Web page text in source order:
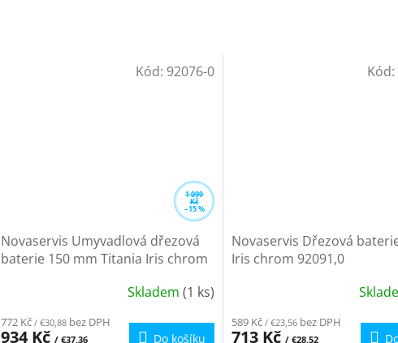
1 099
Kč
–15 %
Novaservis Umyvadlová dřezová
baterie 150 mm Titania Iris chrom
produktu
Skladem(1 ks)
772 Kč/ €30,88 bez DPH
934 Kč / €37,36 Do košíku
Kód: 92076-0
Novaservis Dřezová
Iris chrom 92091,0
produktu
589 Kč / €23,56 bez DPH
713 Kč / €28,52
Kód: